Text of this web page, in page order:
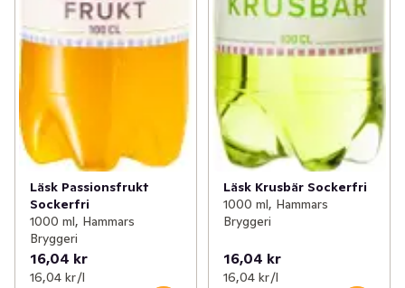
Läsk Passionsfrukt
Sockerfri
1000 ml, Hammars
Bryggeri
16,04 kr
16,04 kr /l
Läsk Krusbär Sockerfri
1000 ml, Hammars
Bryggeri
16,04 kr
16,04 kr /l